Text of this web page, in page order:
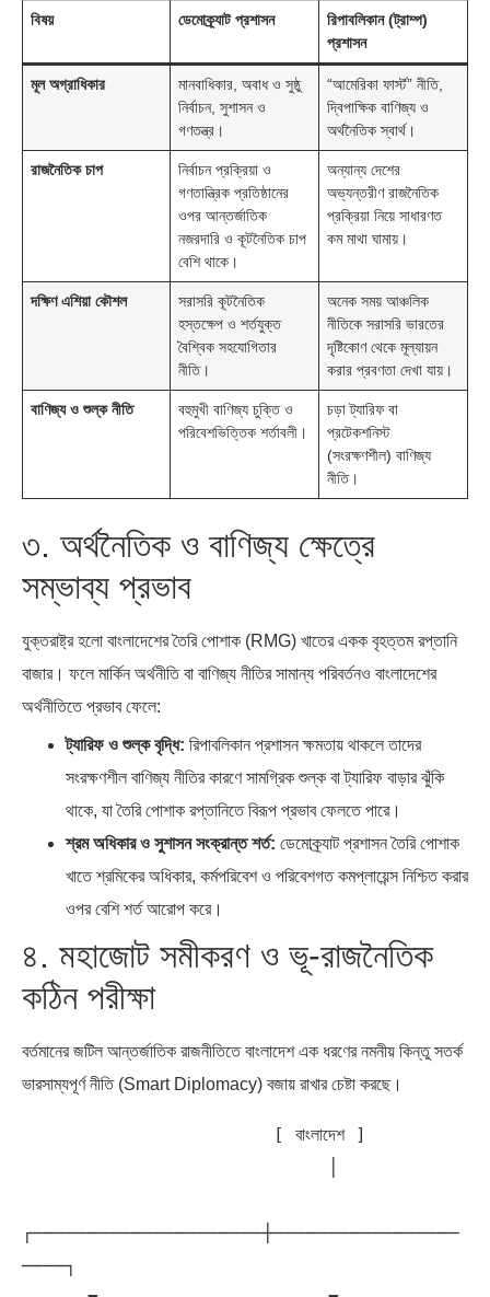
বিষয় ডেমোক্র্যাট প্রশাসন
রিপাবলিকান (ট্রাম্প)
প্রশাসন
মূল অগ্রাধিকার
মানবাধিকার, অবাধ ও সুষ্ঠু
নির্বাচন, সুশাসন ও
গণতন্ত্র।
“আমেরিকা ফার্স্ট” নীতি,
দ্বিপাক্ষিক বাণিজ্য ও
অর্থনৈতিক স্বার্থ।
রাজনৈতিক চাপ
নির্বাচন প্রক্রিয়া ও
গণতান্ত্রিক প্রতিষ্ঠানের
ওপর আন্তর্জাতিক
নজরদারি ও কূটনৈতিক চাপ
বেশি থাকে।
অন্যান্য দেশের
অভ্যন্তরীণ রাজনৈতিক
প্রক্রিয়া নিয়ে সাধারণত
কম মাথা ঘামায়।
দক্ষিণ এশিয়া কৌশল
সরাসরি কূটনৈতিক
হস্তক্ষেপ ও শর্তযুক্ত
বৈশ্বিক সহযোগিতার
নীতি।
অনেক সময় আঞ্চলিক
নীতিকে সরাসরি ভারতের
দৃষ্টিকোণ থেকে মূল্যায়ন
করার প্রবণতা দেখা যায়।
বাণিজ্য ও শুল্ক নীতি
বহুমুখী বাণিজ্য চুক্তি ও
পরিবেশভিত্তিক শর্তাবলী।
চড়া ট্যারিফ বা
প্রটেকশনিস্ট
(সংরক্ষণশীল) বাণিজ্য
নীতি।
৩. অর্থনৈতিক ও বাণিজ্য ক্ষেত্রে
সম্ভাব্য প্রভাব
যুক্তরাষ্ট্র হলো বাংলাদেশের তৈরি পোশাক (RMG) খাতের একক বৃহত্তম রপ্তানি
বাজার। ফলে মার্কিন অর্থনীতি বা বাণিজ্য নীতির সামান্য পরিবর্তনও বাংলাদেশের
অর্থনীতিতে প্রভাব ফেলে:
ট্যারিফ ও শুল্ক বৃদ্ধি: রিপাবলিকান প্রশাসন ক্ষমতায় থাকলে তাদের
সংরক্ষণশীল বাণিজ্য নীতির কারণে সামগ্রিক শুল্ক বা ট্যারিফ বাড়ার ঝুঁকি
থাকে, যা তৈরি পোশাক রপ্তানিতে বিরূপ প্রভাব ফেলতে পারে।
শ্রম অধিকার ও সুশাসন সংক্রান্ত শর্ত: ডেমোক্র্যাট প্রশাসন তৈরি পোশাক
খাতে শ্রমিকের অধিকার, কর্মপরিবেশ ও পরিবেশগত কমপ্লায়েন্স নিশ্চিত করার
ওপর বেশি শর্ত আরোপ করে।
৪. মহাজোট সমীকরণ ও ভূ-রাজনৈতিক
কঠিন পরীক্ষা
বর্তমানের জটিল আন্তর্জাতিক রাজনীতিতে বাংলাদেশ এক ধরণের নমনীয় কিন্তু সতর্ক
ভারসাম্যপূর্ণ নীতি (Smart Diplomacy) বজায় রাখার চেষ্টা করছে।
┌─────────────────────┼─────────────────
────┐